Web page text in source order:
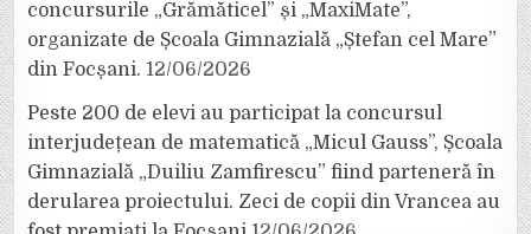
concursurile „Grămăticel” și „MaxiMate”,
organizate de Școala Gimnazială „Ștefan cel Mare”
din Focșani. 12/06/2026
Peste 200 de elevi au participat la concursul
interjudețean de matematică „Micul Gauss”, Școala
Gimnazială „Duiliu Zamfirescu” fiind parteneră în
derularea proiectului. Zeci de copii din Vrancea au